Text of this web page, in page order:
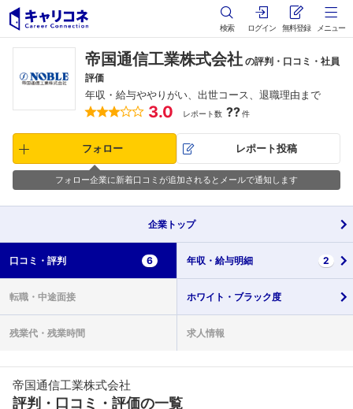
検索 ログイン 無料登録 メニュー
帝国通信工業株式会社 の評判・口コミ・社員
評価
年収・給与ややりがい、出世コース、退職理由まで
3.0 レポート数 ??件
フォロー レポート投稿
フォロー企業に新着口コミが追加されるとメールで通知します
企業 トップ
口コミ・ 評判 6 年収・ 給与明細 2
転職・ 中途面接 ホワイト・ ブラック度
残業代・ 残業時間 求人情報
帝国通信工業株式会社
評判・口コミ・評価の一覧